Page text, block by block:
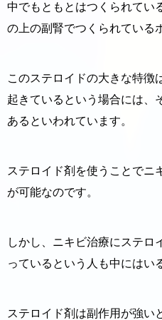
中でもともとはつくられてい
の上の副腎でつくられている
このステロイドの大きな特徴
起きているという場合には、
あるといわれています。
ステロイド剤を使うことでニ
が可能なのです。
しかし、ニキビ治療にステロ
っているという人も中にはい
ステロイド剤は副作用が強い